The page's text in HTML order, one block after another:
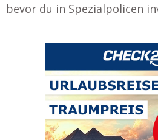
bevor du in Spezialpolicen